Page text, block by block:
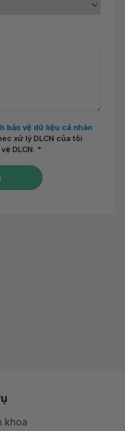
bảo vệ dữ liệu cá nhân
xử lý DLCN của tôi
DLCN. *
khoa